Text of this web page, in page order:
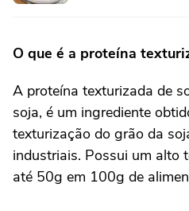
O que é a proteína
A proteína texturizada de
soja, é um ingrediente
texturização do grão da
industriais. Possui um alto
até 50g em 100g de